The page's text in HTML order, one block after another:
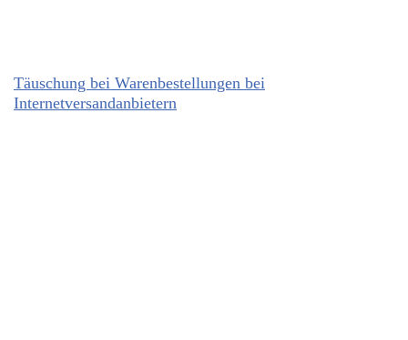
Täuschung bei Warenbestellungen bei
Internetversandanbietern